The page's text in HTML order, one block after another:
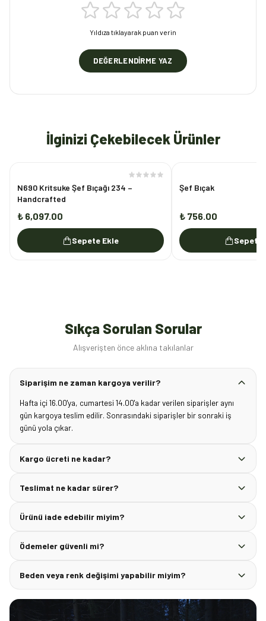
Yıldıza tıklayarak puan verin
DEĞERLENDIRME YAZ
İlginizi Çekebilecek Ürünler
N690 Kritsuke Şef Bıçağı 234 –
Handcrafted
₺ 6,097.00
Sepete Ekle
Şef Bıçak
₺ 756.00
Sepete
Sıkça Sorulan Sorular
Alışverişten önce aklına takılanlar
Siparişim ne zaman kargoya verilir?
Hafta içi 16.00'ya, cumartesi 14.00'a kadar verilen siparişler aynı
gün kargoya teslim edilir. Sonrasındaki siparişler bir sonraki iş
günü yola çıkar.
Kargo ücreti ne kadar?
Teslimat ne kadar sürer?
Ürünü iade edebilir miyim?
Ödemeler güvenli mi?
Beden veya renk değişimi yapabilir miyim?